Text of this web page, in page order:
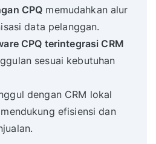
CPQ memudahkan alur
data pelanggan.
CPQ terintegrasi CRM
sesuai kebutuhan
dengan CRM lokal
efisiensi dan